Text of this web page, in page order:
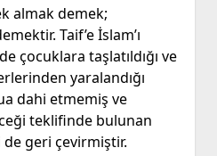
almak demek;
Taif’e İslam’ı
çocuklara taşlatıldığı ve
yaralandığı
dahi etmemiş ve
teklifinde bulunan
de geri çevirmiştir.